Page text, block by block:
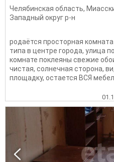
Челябинская область,
Западный округ р-н
родаётся просторная
типа в центре города, улица
комнате поклеяны свежие
чистая, солнечная сторона,
площадку, остается ВСЯ